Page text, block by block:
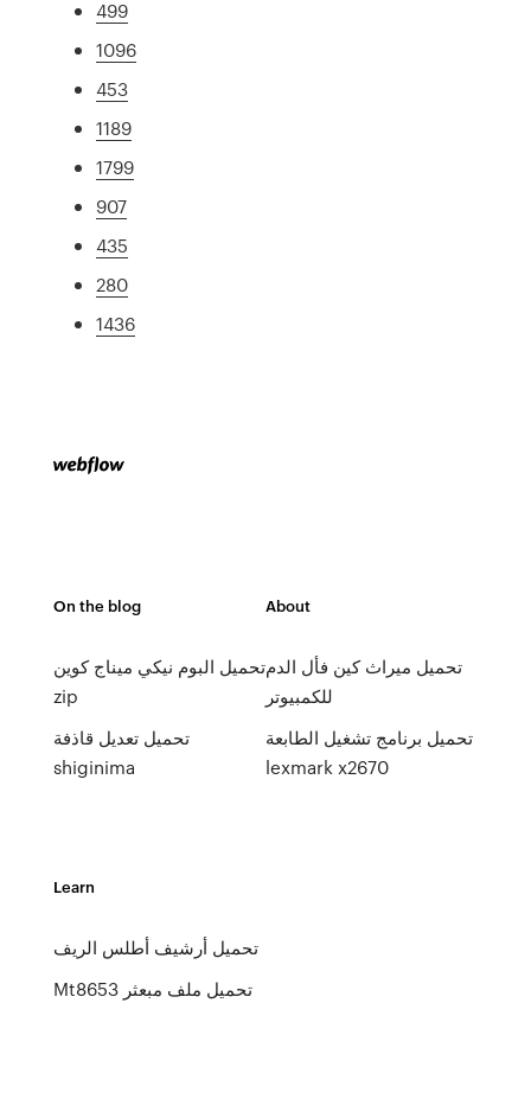
499
1096
453
1189
1799
907
435
280
1436
On the blog
تحميل البوم نيكي ميناج كوين
zip
تحميل تعديل قاذفة
shiginima
About
تحميل ميراث كين فأل الدم
للكمبيوتر
تحميل برنامج تشغيل الطابعة
lexmark x2670
Learn
تحميل أرشيف أطلس الريف
Mt8653 تحميل ملف مبعثر